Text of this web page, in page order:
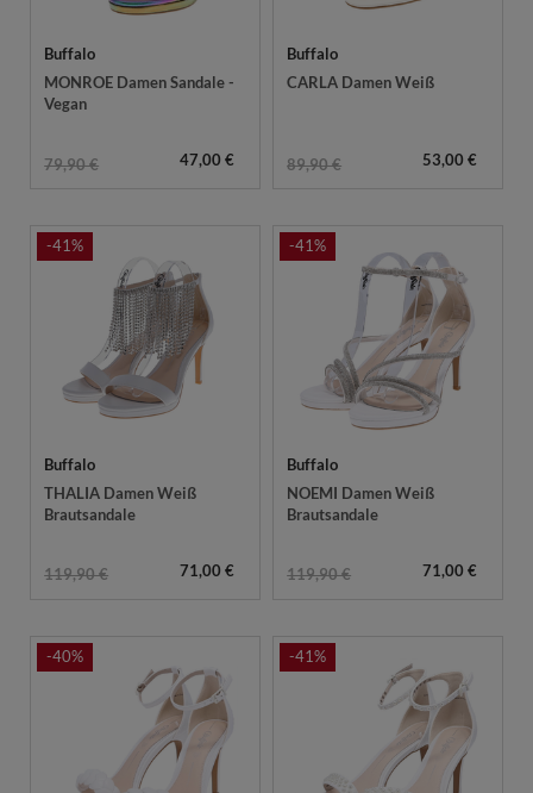
Buffalo
MONROE Damen Sandale -
Vegan
79,90 € 47,00 €
Buffalo
CARLA Damen Weiß
89,90 € 53,00 €
-41%
Buffalo
THALIA Damen Weiß
Brautsandale
119,90 € 71,00 €
-41%
Buffalo
NOEMI Damen Weiß
Brautsandale
119,90 € 71,00 €
-40% -41%